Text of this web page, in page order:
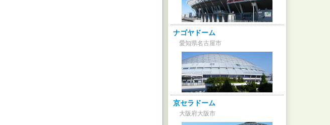
ナゴヤドーム
愛知県名古屋市
京セラドーム
大阪府大阪市